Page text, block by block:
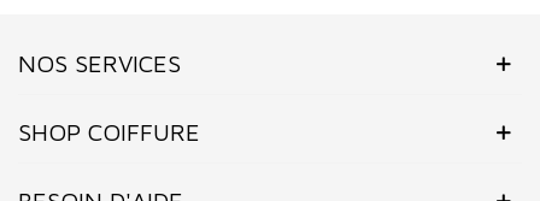
NOS SERVICES
SHOP COIFFURE